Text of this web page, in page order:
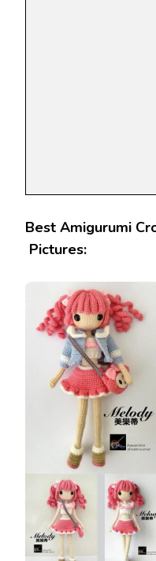
Best Amigurumi
Pictures: